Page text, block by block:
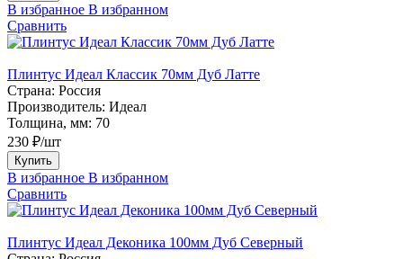
В избранное В избранном
Сравнить
Плинтус Идеал Классик 70мм Дуб Латте
Страна: Россия
Производитель: Идеал
Толщина, мм: 70
230 ₽/шт
Купить
В избранное В избранном
Сравнить
Плинтус Идеал Деконика 100мм Дуб Северный